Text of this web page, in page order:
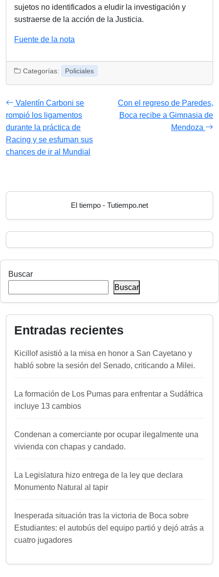
sujetos no identificados a eludir la investigación y
sustraerse de la acción de la Justicia.
Fuente de la nota
Categorías: Policiales
Valentín Carboni se
rompió los ligamentos
durante la práctica de
Racing y se esfuman sus
chances de ir al Mundial
Con el regreso de Paredes,
Boca recibe a Gimnasia de
Mendoza
El tiempo - Tutiempo.net
Buscar
Buscar
Entradas recientes
Kicillof asistió a la misa en honor a San Cayetano y
habló sobre la sesión del Senado, criticando a Milei.
La formación de Los Pumas para enfrentar a Sudáfrica
incluye 13 cambios
Condenan a comerciante por ocupar ilegalmente una
vivienda con chapas y candado.
La Legislatura hizo entrega de la ley que declara
Monumento Natural al tapir
Inesperada situación tras la victoria de Boca sobre
Estudiantes: el autobús del equipo partió y dejó atrás a
cuatro jugadores